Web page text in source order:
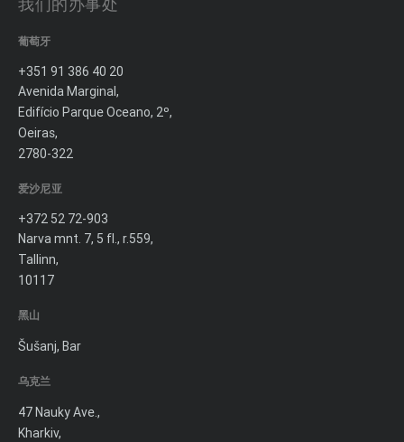
葡萄牙
+351 91 386 40 20
Avenida Marginal,
Edifício Parque Oceano, 2º,
Oeiras,
2780-322
爱沙尼亚
+372 52 72-903
Narva mnt. 7, 5 fl., r.559,
Tallinn,
10117
黑山
Šušanj, Bar
乌克兰
47 Nauky Ave.,
Kharkiv,